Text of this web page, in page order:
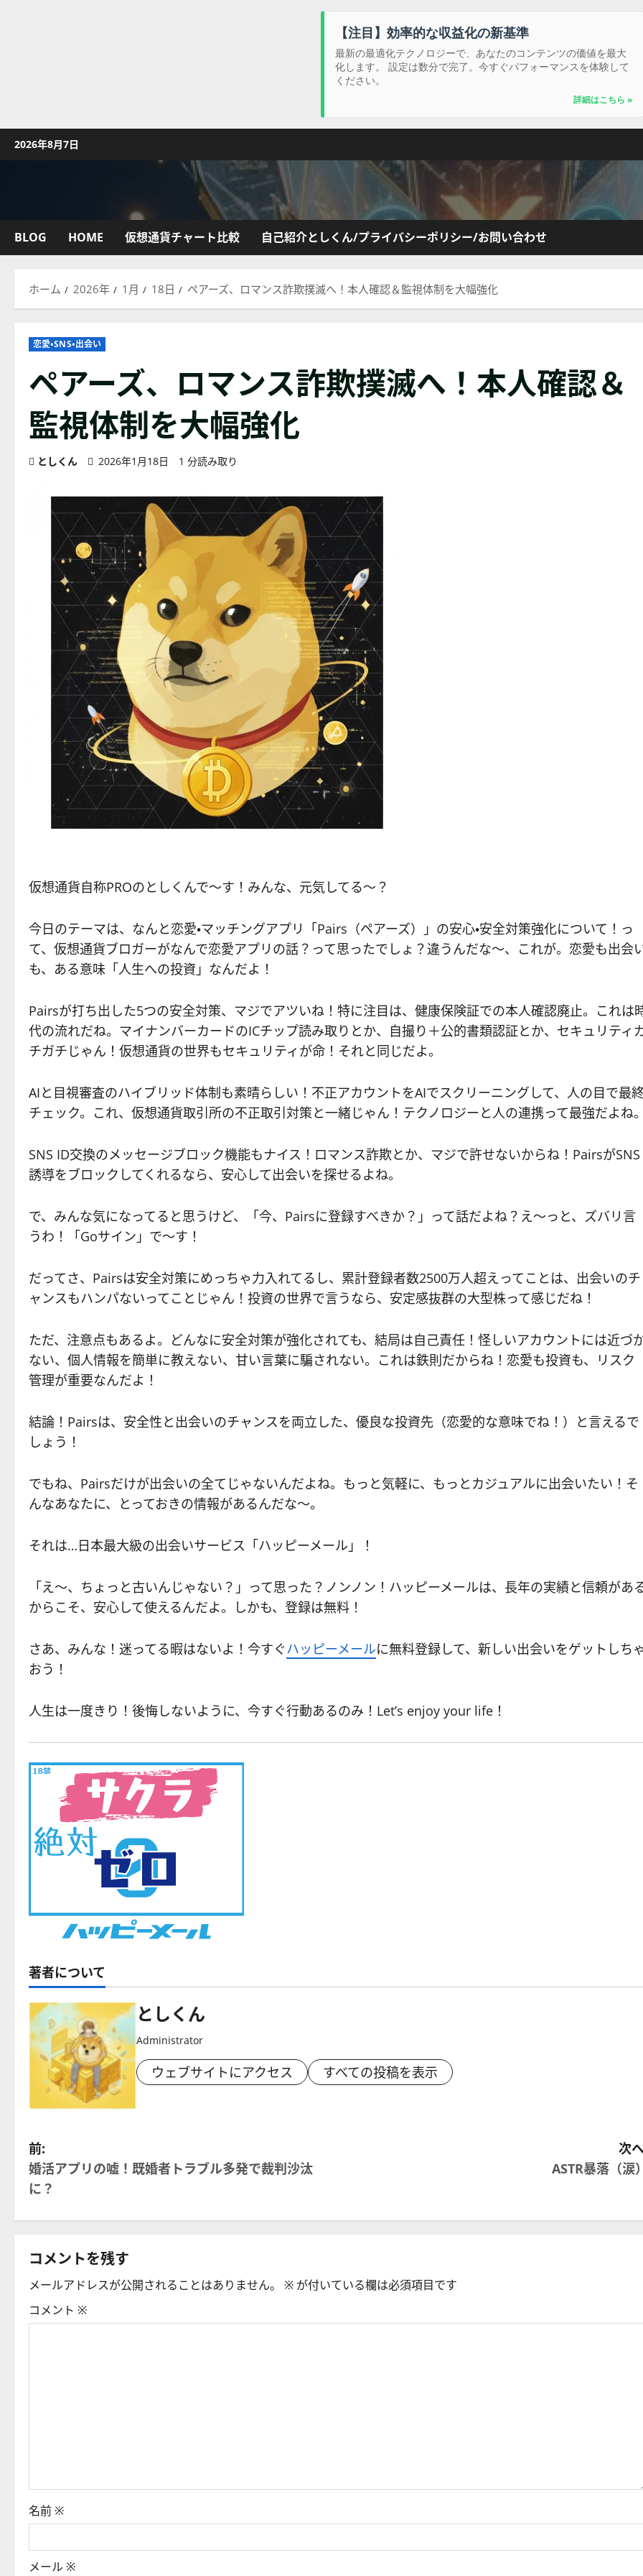
【注目】効率的な収益化の新基準
最新の最適化テクノロジーで、あなたのコンテンツの価値を最大
化します。 設定は数分で完了。今すぐパフォーマンスを体験して
ください。
詳細はこちら »
2026年8月7日
BLOG HOME 仮想通貨チャート比較 自己紹介としくん/プライバシーポリシー/お問い合わせ
ホーム 2026年 1月 18日 ペアーズ、ロマンス詐欺撲滅へ！本人確認＆監視体制を大幅強化
恋愛・SNS・出会い
ペアーズ、ロマンス詐欺撲滅へ！本人確認＆
監視体制を大幅強化
としくん 2026年1月18日 1 分読み取り
仮想通貨自称PROのとしくんで〜す！みんな、元気してる〜？
今日のテーマは、なんと恋愛・マッチングアプリ「Pairs（ペアーズ）」の安心・安全対策強化について！っ
て、仮想通貨ブロガーがなんで恋愛アプリの話？って思ったでしょ？違うんだな〜、これが。恋愛も出会
も、ある意味「人生への投資」なんだよ！
Pairsが打ち出した5つの安全対策、マジでアツいね！特に注目は、健康保険証での本人確認廃止。これは
代の流れだね。マイナンバーカードのICチップ読み取りとか、自撮り＋公的書類認証とか、セキュリティ
チガチじゃん！仮想通貨の世界もセキュリティが命！それと同じだよ。
AIと目視審査のハイブリッド体制も素晴らしい！不正アカウントをAIでスクリーニングして、人の目で最
チェック。これ、仮想通貨取引所の不正取引対策と一緒じゃん！テクノロジーと人の連携って最強だよね
SNS ID交換のメッセージブロック機能もナイス！ロマンス詐欺とか、マジで許せないからね！PairsがSNS
誘導をブロックしてくれるなら、安心して出会いを探せるよね。
で、みんな気になってると思うけど、「今、Pairsに登録すべきか？」って話だよね？え〜っと、ズバリ言
うわ！「Goサイン」で〜す！
だってさ、Pairsは安全対策にめっちゃ力入れてるし、累計登録者数2500万人超えってことは、出会いのチ
ャンスもハンパないってことじゃん！投資の世界で言うなら、安定感抜群の大型株って感じだね！
ただ、注意点もあるよ。どんなに安全対策が強化されても、結局は自己責任！怪しいアカウントには近づ
ない、個人情報を簡単に教えない、甘い言葉に騙されない。これは鉄則だからね！恋愛も投資も、リスク
管理が重要なんだよ！
結論！Pairsは、安全性と出会いのチャンスを両立した、優良な投資先（恋愛的な意味でね！）と言えるで
しょう！
でもね、Pairsだけが出会いの全てじゃないんだよね。もっと気軽に、もっとカジュアルに出会いたい！そ
んなあなたに、とっておきの情報があるんだな〜。
それは…日本最大級の出会いサービス「ハッピーメール」！
「え〜、ちょっと古いんじゃない？」って思った？ノンノン！ハッピーメールは、長年の実績と信頼があ
からこそ、安心して使えるんだよ。しかも、登録は無料！
さあ、みんな！迷ってる暇はないよ！今すぐハッピーメールに無料登録して、新しい出会いをゲットしち
おう！
人生は一度きり！後悔しないように、今すぐ行動あるのみ！Let’s enjoy your life！
著者について
としくん
Administrator
ウェブサイトにアクセス すべての投稿を表示
投
稿
ナ
ゲ
ー
シ
前:
婚活アプリの嘘！既婚者トラブル多発で裁判沙汰
に？
次
ASTR暴落（涙
コメントを残す
メールアドレスが公開されることはありません。 ※ が付いている欄は必須項目です
コメント ※
名前 ※
メール ※